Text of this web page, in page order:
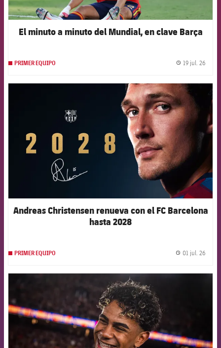
El minuto a minuto del Mundial, en clave Barça
PRIMER EQUIPO 19 jul. 26
FCB Barcelona badge
Andreas Christensen renueva con el FC Barcelona
hasta 2028
PRIMER EQUIPO 01 jul. 26
FCB Barcelona badge